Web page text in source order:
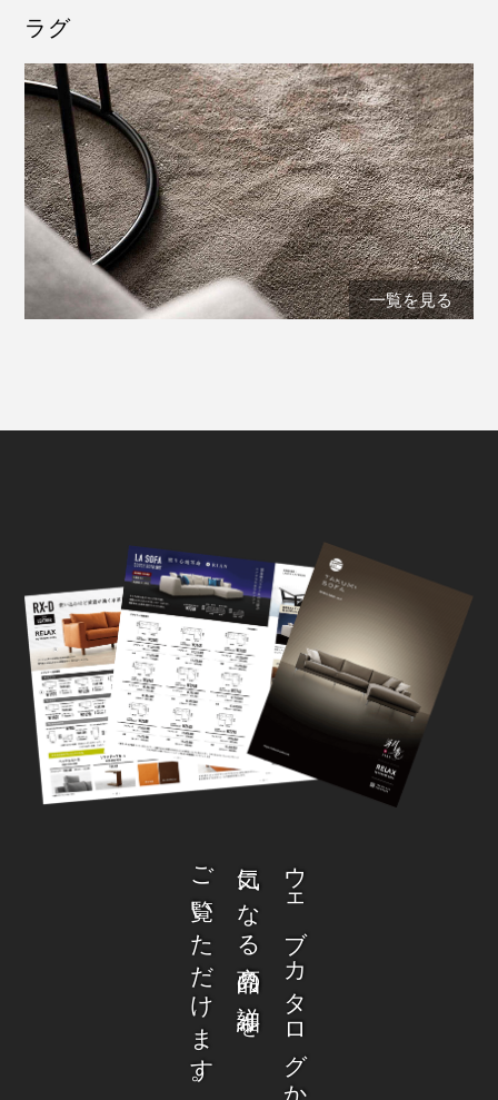
ラグ
一覧を見る
ウェブカタログから、
気になる商品の詳細を
ご覧いただけます。